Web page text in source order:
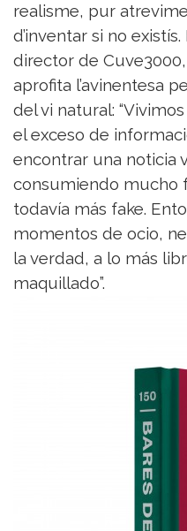
realisme, pur
d’inventar si no
director de
aprofita l’avinentesa
del vi natural:
el exceso de
encontrar una noticia
consumiendo mucho
todavía más fake.
momentos de ocio,
la verdad, a lo más
maquillado”.